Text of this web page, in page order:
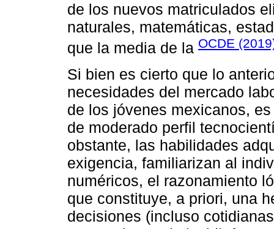
de los nuevos matriculados
naturales, matemáticas,
que la media de la OCDE
Si bien es cierto que lo
necesidades del mercado
de los jóvenes mexicanos,
de moderado perfil
obstante, las habilidades
exigencia, familiarizan al
numéricos, el razonamiento
que constituye, a priori, una
decisiones (incluso